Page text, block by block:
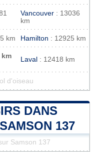
Vancouver : 13036
km
km Hamilton : 12925 km
km Laval : 12418 km
d'oiseau
DANS
137
Samson 137